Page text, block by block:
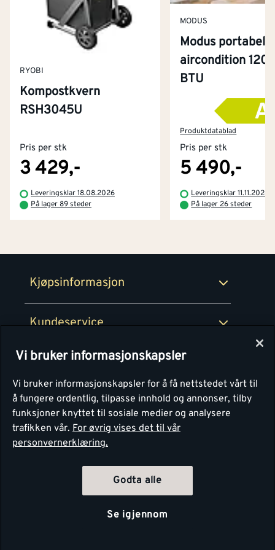
RYOBI
Kompostkvern
RSH3045U
Pris per stk
3 429,-
Leveringsklar 18.08.2026
På lager 89 steder
MODUS
Modus portabel
aircondition
BTU
Produktdatablad
Pris per stk
5 490,-
Leveringsklar 11.11.2026
På lager 26 steder
Kjøpsinformasjon
Kjøpsbetingelser
Retur- og angrerettsskjema
Kundeservice
Tjenester
Montér Klubb
Montér
Byggevarehus og åpningstider
Prismatch
Personvern
Vi bruker informasjonskapsler
Vi bruker informasjonskapsler for å få nettstedet vårt til
å fungere ordentlig, tilpasse innhold og annonser, tilby
funksjoner knyttet til sosiale medier og analysere
trafikken vår. For øvrig vises det til vår
personvernerklæring.
Godta alle
Se igjennom